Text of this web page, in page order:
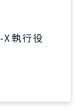
執行役